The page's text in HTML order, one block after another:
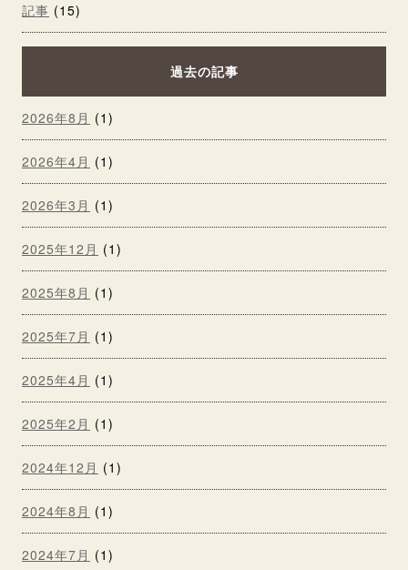
記事 (15)
過去の記事
2026年8月 (1)
2026年4月 (1)
2026年3月 (1)
2025年12月 (1)
2025年8月 (1)
2025年7月 (1)
2025年4月 (1)
2025年2月 (1)
2024年12月 (1)
2024年8月 (1)
2024年7月 (1)